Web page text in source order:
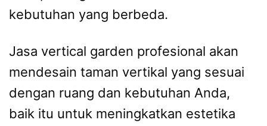
kebutuhan yang berbeda.
Jasa vertical garden profesional akan
mendesain taman vertikal yang sesuai
dengan ruang dan kebutuhan Anda,
baik itu untuk meningkatkan estetika